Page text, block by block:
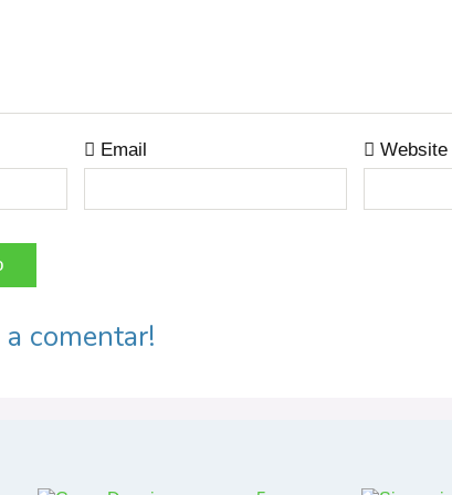
Email Website
a comentar!